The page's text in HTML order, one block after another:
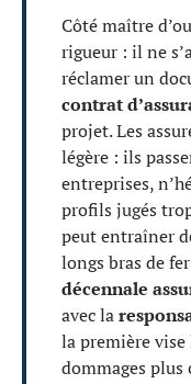
Côté maître
rigueur : il ne
réclamer un
contrat
projet. Les
légère : ils
entreprises,
profils jugés
peut entraîner
longs bras de
décennale
avec la
la première vise
dommages plus